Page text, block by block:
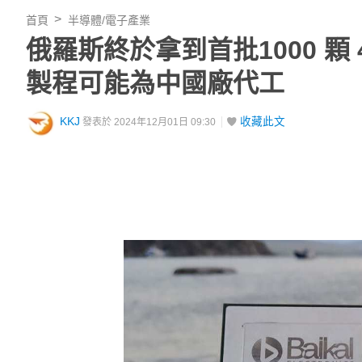
首頁 半導體/電子產業
俄羅斯終於拿到首批1000
製程可能為中國廠代工
KKJ 發表於 2024年12月01日 09:30 收藏此文